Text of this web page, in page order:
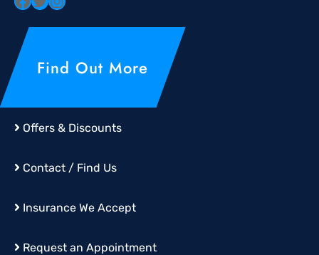
Find Out More
Offers & Discounts
Contact / Find Us
Insurance We Accept
Request an Appointment